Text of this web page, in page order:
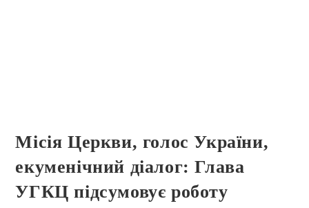
Місія Церкви, голос України,
екуменічний діалог: Глава
УГКЦ підсумовує роботу